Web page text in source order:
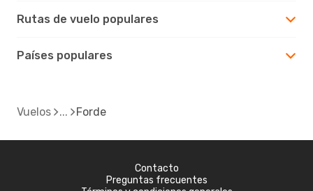
Rutas de vuelo populares
Países populares
Vuelos Forde
Contacto
Preguntas frecuentes